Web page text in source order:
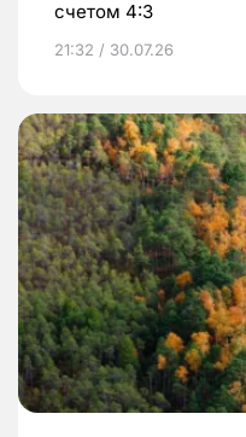
счетом 4:3
21:32 / 30.07.26